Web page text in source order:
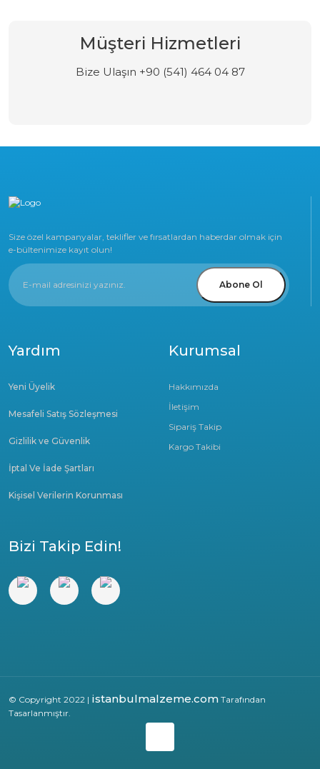
Müşteri Hizmetleri
Bize Ulaşın +90 (541) 464 04 87
Size özel kampanyalar, teklifler ve fırsatlardan haberdar olmak için
e-bültenimize kayıt olun!
Abone Ol
Kurumsal
Hakkımızda
İletişim
Sipariş Takip
Kargo Takibi
Yardım
Yeni Üyelik
Mesafeli Satış Sözleşmesi
Gizlilik ve Güvenlik
İptal Ve İade Şartları
Kişisel Verilerin Korunması
Bizi Takip Edin!
© Copyright 2022 | istanbulmalzeme.com Tarafından
Tasarlanmıştır.